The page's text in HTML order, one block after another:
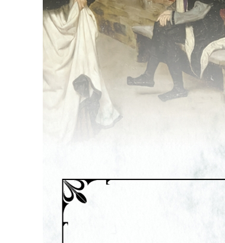
-옥좌가 있는 홀
-곁방들이 딸린 널따란 홀
-유원지
-어두운 회랑
-환하게 불이 밝혀진 홀들
-기사들의 전당
고전적 발푸르기스 밤
-파르살로스 평원
-페네이오스